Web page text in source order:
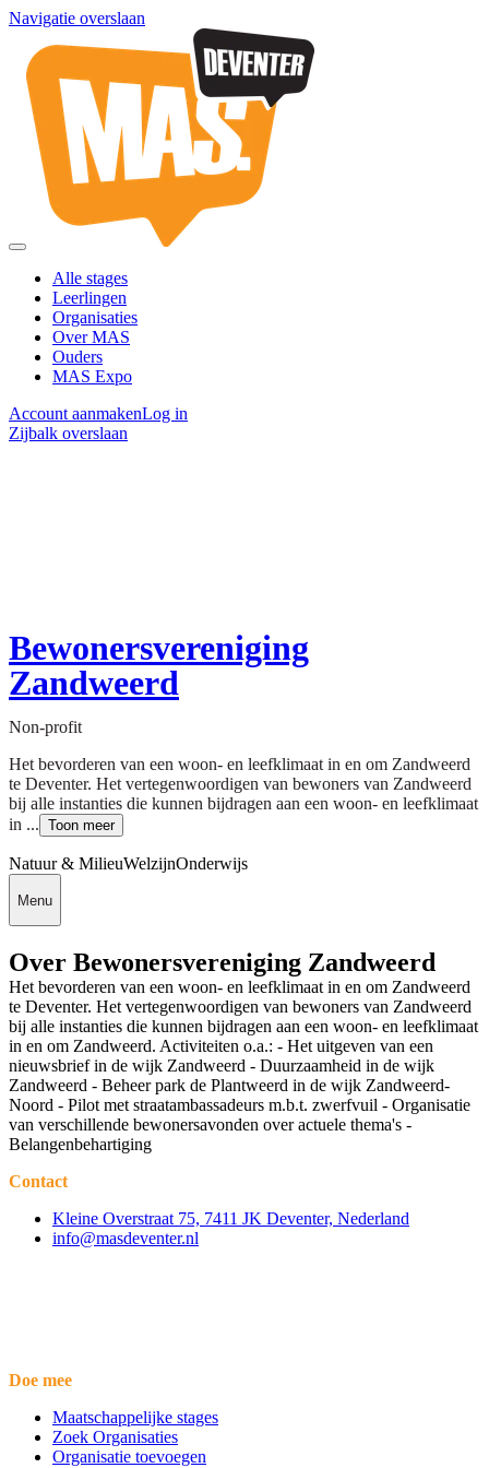
Navigatie overslaan
Alle stages
Leerlingen
Organisaties
Over MAS
Ouders
MAS Expo
Account aanmakenLog in
Zijbalk overslaan
Bewonersvereniging
Zandweerd
Non-profit
Het bevorderen van een woon- en leefklimaat in en om Zandweerd
te Deventer. Het vertegenwoordigen van bewoners van Zandweerd
bij alle instanties die kunnen bijdragen aan een woon- en leefklimaat
in ... Toon meer
Natuur & MilieuWelzijnOnderwijs
Menu
Over Bewonersvereniging Zandweerd
Het bevorderen van een woon- en leefklimaat in en om Zandweerd
te Deventer. Het vertegenwoordigen van bewoners van Zandweerd
bij alle instanties die kunnen bijdragen aan een woon- en leefklimaat
in en om Zandweerd. Activiteiten o.a.: - Het uitgeven van een
nieuwsbrief in de wijk Zandweerd - Duurzaamheid in de wijk
Zandweerd - Beheer park de Plantweerd in de wijk Zandweerd-
Noord - Pilot met straatambassadeurs m.b.t. zwerfvuil - Organisatie
van verschillende bewonersavonden over actuele thema's -
Belangenbehartiging
Contact
Kleine Overstraat 75, 7411 JK Deventer, Nederland
info@masdeventer.nl
Doe mee
Maatschappelijke stages
Zoek Organisaties
Organisatie toevoegen